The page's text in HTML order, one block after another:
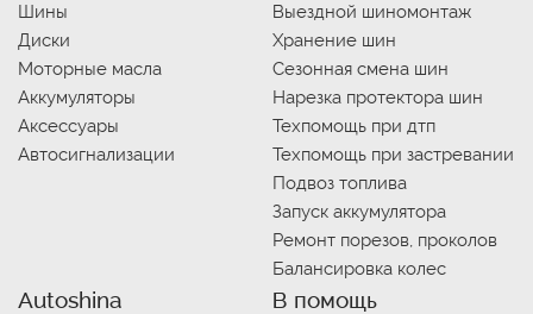
Шины
Диски
Моторные масла
Аккумуляторы
Аксессуары
Автосигнализации
Выездной шиномонтаж
Хранение шин
Сезонная смена шин
Нарезка протектора шин
Техпомощь при дтп
Техпомощь при застревании
Подвоз топлива
Запуск аккумулятора
Ремонт порезов, проколов
Балансировка колес
Autoshina В помощь